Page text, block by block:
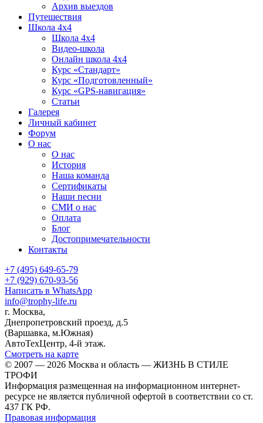
Архив выездов
Путешествия
Школа 4х4
Школа 4х4
Видео-школа
Онлайн школа 4х4
Курс «Стандарт»
Курс «Подготовленный»
Курс «GPS-навигация»
Статьи
Галерея
Личный кабинет
Форум
О нас
О нас
История
Наша команда
Сертификаты
Наши песни
СМИ о нас
Оплата
Блог
Достопримечательности
Контакты
+7 (495) 649-65-79
+7 (929) 670-93-56
Написать в WhatsApp
info@trophy-life.ru
г. Москва,
Днепропетровский проезд, д.5
(Варшавка, м.Южная)
АвтоТехЦентр, 4-й этаж.
Смотреть на карте
© 2007 — 2026 Москва и область — ЖИЗНЬ В СТИЛЕ
ТРОФИ
Информация размещенная на информационном интернет-
ресурсе не является публичной офертой в соответствии со ст.
437 ГК РФ.
Правовая информация